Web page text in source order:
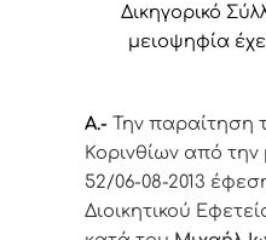
Δικηγορικό
μειοψηφία
Α.- Την παραίτηση
Κορινθίων από την
52/06-08-2013
Διοικητικού